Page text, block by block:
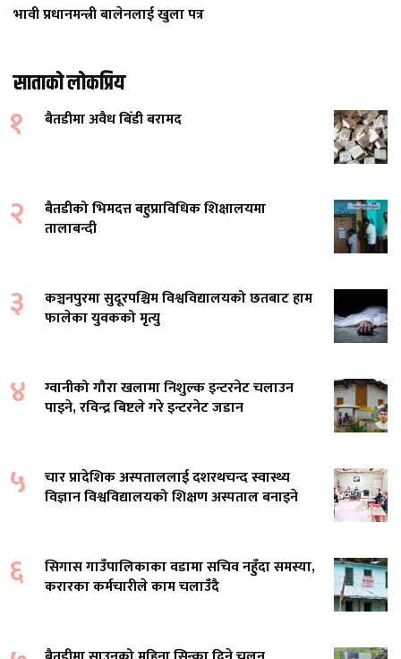
भावी प्रधानमन्त्री बालेनलाई खुला पत्र
साताको लोकप्रिय
१ बैतडीमा अवैध बिँडी बरामद
२
बैतडीको भिमदत्त बहुप्राविधिक शिक्षालयमा
तालाबन्दी
३
कञ्चनपुरमा सुदूरपश्चिम विश्वविद्यालयको छतबाट हाम
फालेका युवकको मृत्यु
४
ग्वानीको गौरा खलामा निशुल्क इन्टरनेट चलाउन
पाइने, रविन्द्र बिष्टले गरे इन्टरनेट जडान
५
चार प्रादेशिक अस्पताललाई दशरथचन्द स्वास्थ्य
विज्ञान विश्वविद्यालयको शिक्षण अस्पताल बनाइने
६
सिगास गाउँपालिकाका वडामा सचिव नहुँदा समस्या,
करारका कर्मचारीले काम चलाउँदै